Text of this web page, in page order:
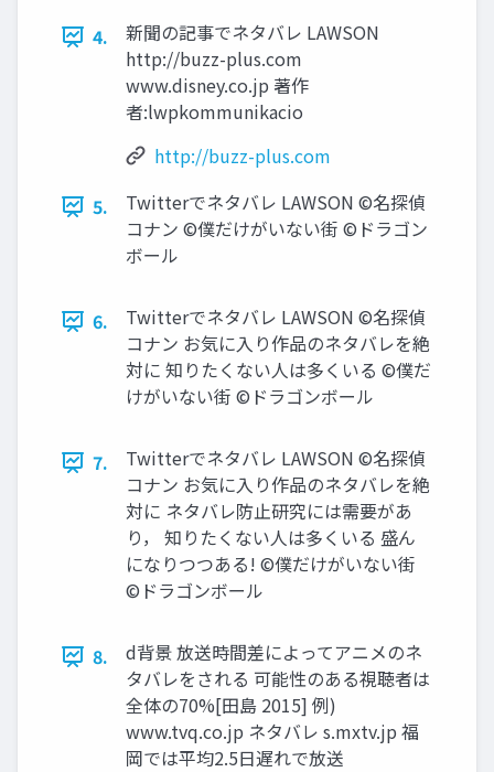
4.
新聞の記事でネタバレ LAWSON
http://buzz-plus.com
www.disney.co.jp 著作
者:lwpkommunikacio
http://buzz-plus.com
5.
Twitterでネタバレ LAWSON ©名探偵
コナン ©僕だけがいない街 ©ドラゴン
ボール
6.
Twitterでネタバレ LAWSON ©名探偵
コナン お気に入り作品のネタバレを絶
対に 知りたくない人は多くいる ©僕だ
けがいない街 ©ドラゴンボール
7.
Twitterでネタバレ LAWSON ©名探偵
コナン お気に入り作品のネタバレを絶
対に ネタバレ防止研究には需要があ
り， 知りたくない人は多くいる 盛ん
になりつつある! ©僕だけがいない街
©ドラゴンボール
8.
d背景 放送時間差によってアニメのネ
タバレをされる 可能性のある視聴者は
全体の70%[田島 2015] 例)
www.tvq.co.jp ネタバレ s.mxtv.jp 福
岡では平均2.5日遅れで放送